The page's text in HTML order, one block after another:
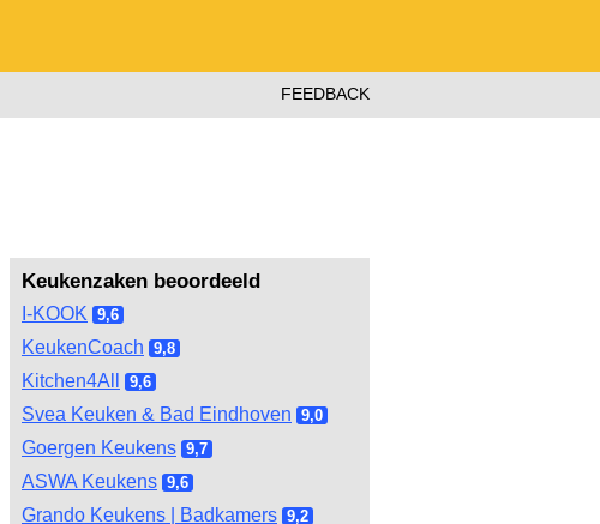
FEEDBACK
Keukenzaken beoordeeld
I-KOOK 9,6
KeukenCoach 9,8
Kitchen4All 9,6
Svea Keuken & Bad Eindhoven 9,0
Goergen Keukens 9,7
ASWA Keukens 9,6
Grando Keukens | Badkamers 9,2